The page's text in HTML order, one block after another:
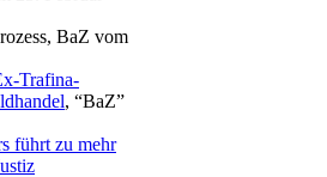
BaZ vom
Trafina-
, “BaZ”
führt zu mehr